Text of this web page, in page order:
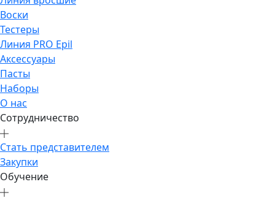
Воски
Тестеры
Линия PRO Epil
Аксессуары
Пасты
Наборы
О нас
Сотрудничество
Стать представителем
Закупки
Обучение